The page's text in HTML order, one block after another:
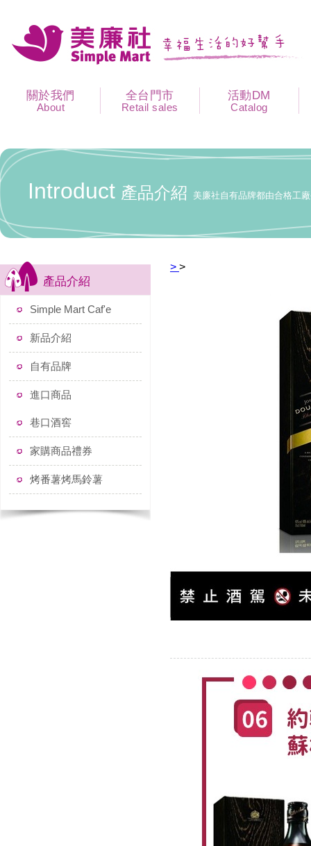
關於我們
About
全台門市
Retail sales
活動DM
Catalog
Introduct 產品介紹 美廉社自有品牌都由合格工
產品介紹
Simple Mart Caf'e
新品介紹
自有品牌
進口商品
巷口酒窖
家購商品禮券
烤番薯烤馬鈴薯
> >